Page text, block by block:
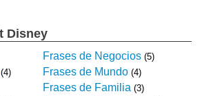
Disney
Frases de Negocios (5)
(4) Frases de Mundo (4)
Frases de Familia (3)